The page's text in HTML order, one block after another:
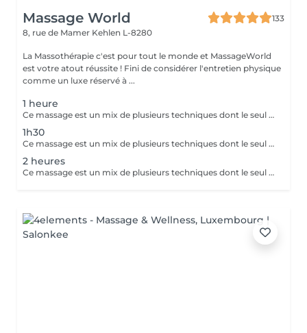
Massage World
133
8, rue de Mamer Kehlen L-8280
La Massothérapie c'est pour tout le monde et MassageWorld
est votre atout réussite ! Fini de considérer l'entretien physique
comme un luxe réservé à ...
1 heure
Ce massage est un mix de plusieurs techniques dont le seul but est : LE RÉSULTAT Chaque mix est étudié et décidé avec vous, car pour améliorer une conséquence, il faut en trouver la cause. Deep Tissue, Myofascial Release, Trigger Point, Scraping Gua-Sha, Cupping Therapy combinées pour une efficacité maximale !! Douleurs chronique ou passagères, augmentation de performances ou récupération, relaxation physique ou mentale, détoxication, drainage, la combinaison ces techniques offrent des possibilités illimitées.
1h30
Ce massage est un mix de plusieurs techniques dont le seul but est : LE RÉSULTAT Chaque mix est étudié et décidé avec vous, car pour améliorer une conséquence, il faut en trouver la cause. Deep Tissue, Myofascial Release, trigger Point, scarping / Gua-Sha, cupping therapy combinées pour une efficacité maximale !! Douleurs chronique ou passagères, augmentation de performances ou récupération, relaxation physique ou mentale, détoxication, drainage, la combinaison de toutes ces techniques est illimitée.
2 heures
Ce massage est un mix de plusieurs techniques dont le seul but est : LE RÉSULTAT Chaque mix est étudié et décidé avec vous, car pour améliorer une conséquence, il faut en trouver la cause. Deep Tissue, Myofascial Release, trigger Point, scarping / Gua-Sha, cupping therapy combinées pour une efficacité maximale !! Douleurs chronique ou passagères, augmentation de performances ou récupération, relaxation physique ou mentale, détoxication, drainage, la combinaison de toutes ces techniques est illimitée.